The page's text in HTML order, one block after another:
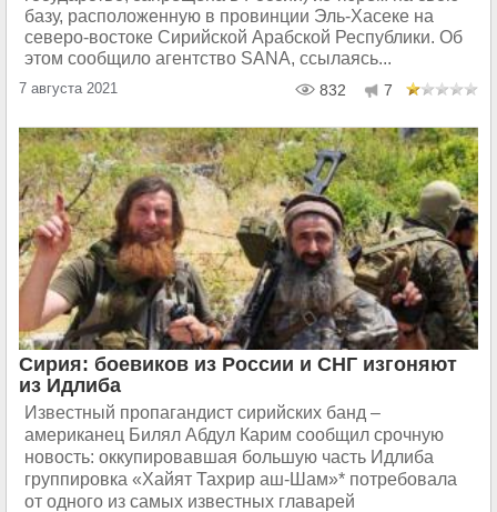
базу, расположенную в провинции Эль-Хасеке на
северо-востоке Сирийской Арабской Республики. Об
этом сообщило агентство SANA, ссылаясь...
7 августа 2021 832 7
Сирия: боевиков из России и СНГ изгоняют
из Идлиба
Известный пропагандист сирийских банд –
американец Билял Абдул Карим сообщил срочную
новость: оккупировавшая большую часть Идлиба
группировка «Хайят Тахрир аш-Шам»* потребовала
от одного из самых известных главарей